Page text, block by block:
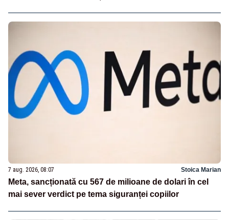
7 aug. 2026, 08:07 Stoica Marian
Meta, sancționată cu 567 de milioane de dolari în cel
mai sever verdict pe tema siguranței copiilor